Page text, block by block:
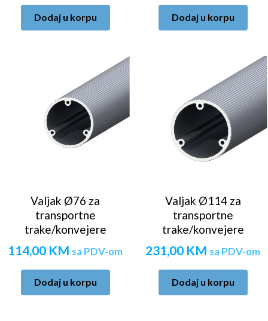
Dodaj u korpu Dodaj u korpu
Valjak Ø76 za
transportne
trake/konvejere
114,00 KM sa PDV-om
Dodaj u korpu
Valjak Ø114 za
transportne
trake/konvejere
231,00 KM sa PDV-om
Dodaj u korpu